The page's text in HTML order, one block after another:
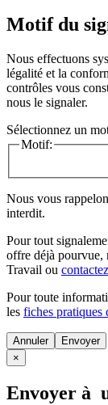
Motif du
Nous effectuons
légalité et la
contrôles vous
nous le signaler.
Sélectionnez un
Motif:
Nous vous
interdit.
Pour tout
offre déjà pourvue,
Travail ou
Pour toute
les fiches pratiques
Annuler
×
Envoyer à